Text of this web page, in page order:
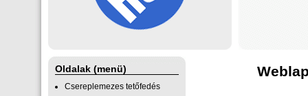
Oldalak (menü)
Csereplemezes tetőfedés